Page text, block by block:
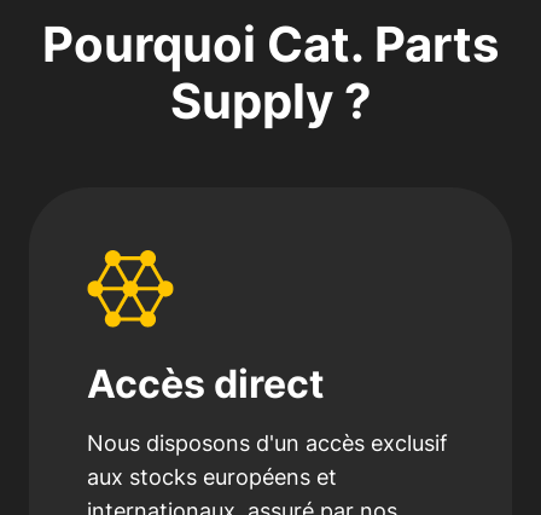
Pourquoi Cat. Parts
Supply ?
Accès direct
Nous disposons d'un accès exclusif
aux stocks européens et